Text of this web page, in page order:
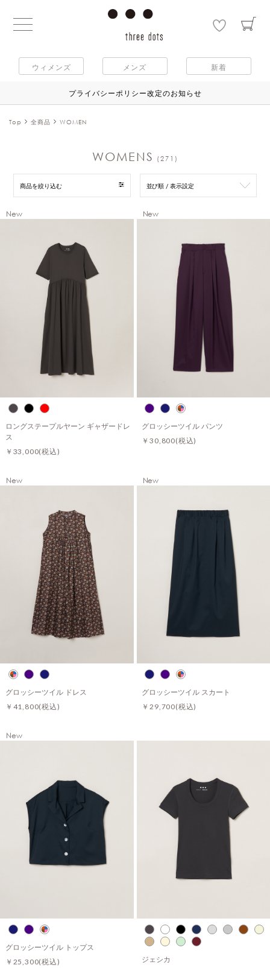
ウィメンズ メンズ 新着
プライバシーポリシー改定のお知らせ
Top 全商品 WOMEN
WOMENS (271)
商品を絞り込む 並び順 / 表示設定
New
ロングステープルヤーン ギャザードレ
ス
￥33,000(税込)
New
グロッシーツイル パンツ
￥30,800(税込)
New
グロッシーツイル ドレス
￥41,800(税込)
New
グロッシーツイル スカート
￥29,700(税込)
New
グロッシーツイル トップス
￥25,300(税込) ジェシカ